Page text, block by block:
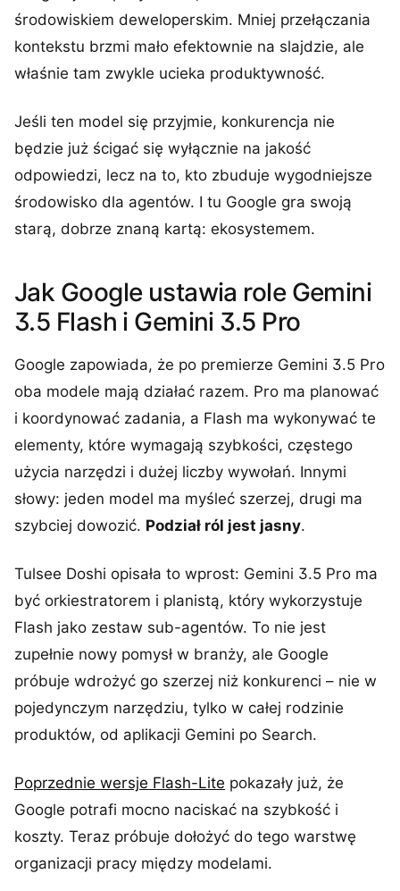
środowiskiem deweloperskim. Mniej przełączania
kontekstu brzmi mało efektownie na slajdzie, ale
właśnie tam zwykle ucieka produktywność.
Jeśli ten model się przyjmie, konkurencja nie
będzie już ścigać się wyłącznie na jakość
odpowiedzi, lecz na to, kto zbuduje wygodniejsze
środowisko dla agentów. I tu Google gra swoją
starą, dobrze znaną kartą: ekosystemem.
Jak Google ustawia role Gemini
3.5 Flash i Gemini 3.5 Pro
Google zapowiada, że po premierze Gemini 3.5 Pro
oba modele mają działać razem. Pro ma planować
i koordynować zadania, a Flash ma wykonywać te
elementy, które wymagają szybkości, częstego
użycia narzędzi i dużej liczby wywołań. Innymi
słowy: jeden model ma myśleć szerzej, drugi ma
szybciej dowozić. Podział ról jest jasny.
Tulsee Doshi opisała to wprost: Gemini 3.5 Pro ma
być orkiestratorem i planistą, który wykorzystuje
Flash jako zestaw sub-agentów. To nie jest
zupełnie nowy pomysł w branży, ale Google
próbuje wdrożyć go szerzej niż konkurenci – nie w
pojedynczym narzędziu, tylko w całej rodzinie
produktów, od aplikacji Gemini po Search.
Poprzednie wersje Flash-Lite pokazały już, że
Google potrafi mocno naciskać na szybkość i
koszty. Teraz próbuje dołożyć do tego warstwę
organizacji pracy między modelami.